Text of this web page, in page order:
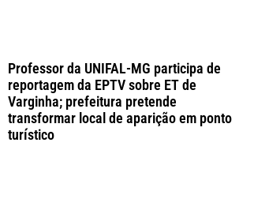
Professor da UNIFAL-MG participa de
reportagem da EPTV sobre ET de
Varginha; prefeitura pretende
transformar local de aparição em ponto
turístico